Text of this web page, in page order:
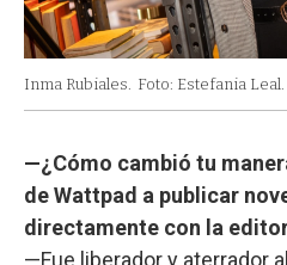
Inma Rubiales. Foto: Estefania Leal.
—¿Cómo cambió tu
de Wattpad a publicar
directamente con la
—Fue liberador y aterrador